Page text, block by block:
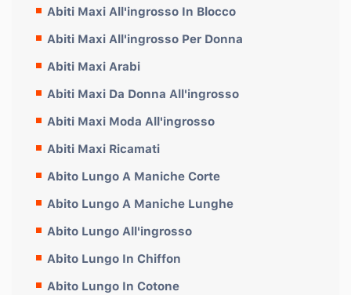
Abiti Maxi All'ingrosso In Blocco
Abiti Maxi All'ingrosso Per Donna
Abiti Maxi Arabi
Abiti Maxi Da Donna All'ingrosso
Abiti Maxi Moda All'ingrosso
Abiti Maxi Ricamati
Abito Lungo A Maniche Corte
Abito Lungo A Maniche Lunghe
Abito Lungo All'ingrosso
Abito Lungo In Chiffon
Abito Lungo In Cotone